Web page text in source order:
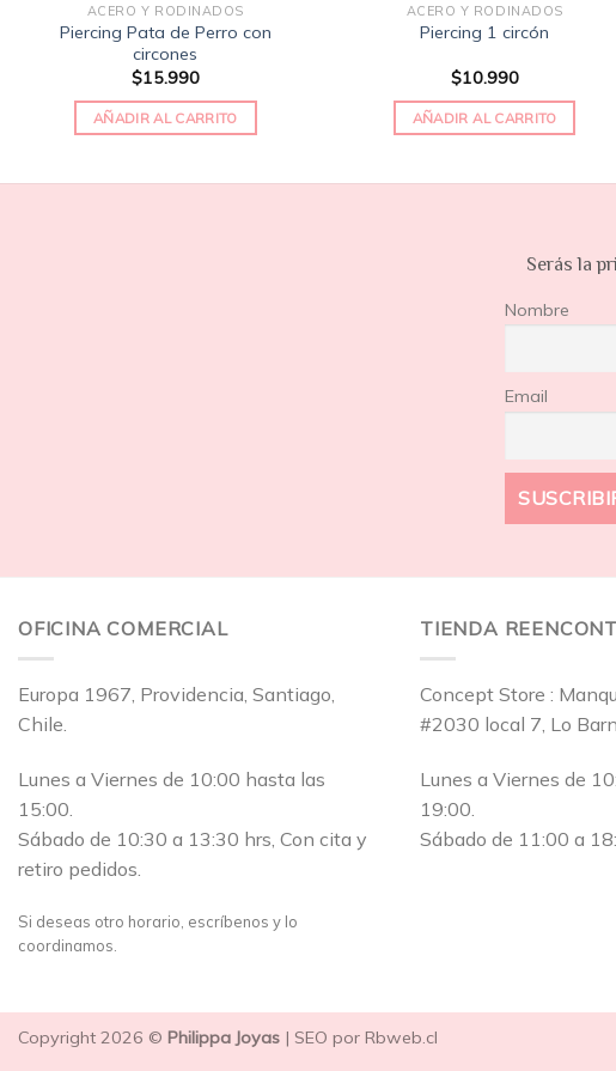
ACERO Y RODINADOS
Piercing Pata de Perro con
circones
$15.990
AÑADIR AL CARRITO
ACERO Y RODINADOS
Piercing 1 circón
$10.990
AÑADIR AL CARRITO
Serás la
Nombre
Email
OFICINA COMERCIAL
Europa 1967, Providencia, Santiago,
Chile.
Lunes a Viernes de 10:00 hasta las
15:00.
Sábado de 10:30 a 13:30 hrs, Con cita y
retiro pedidos.
Si deseas otro horario, escríbenos y lo
coordinamos.
TIENDA
Concept Store :
#2030 local 7, Lo
Lunes a Viernes de
19:00.
Sábado de 11:00 a
Copyright 2026 © Philippa Joyas | SEO por Rbweb.cl